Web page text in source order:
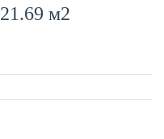
21.69 м2